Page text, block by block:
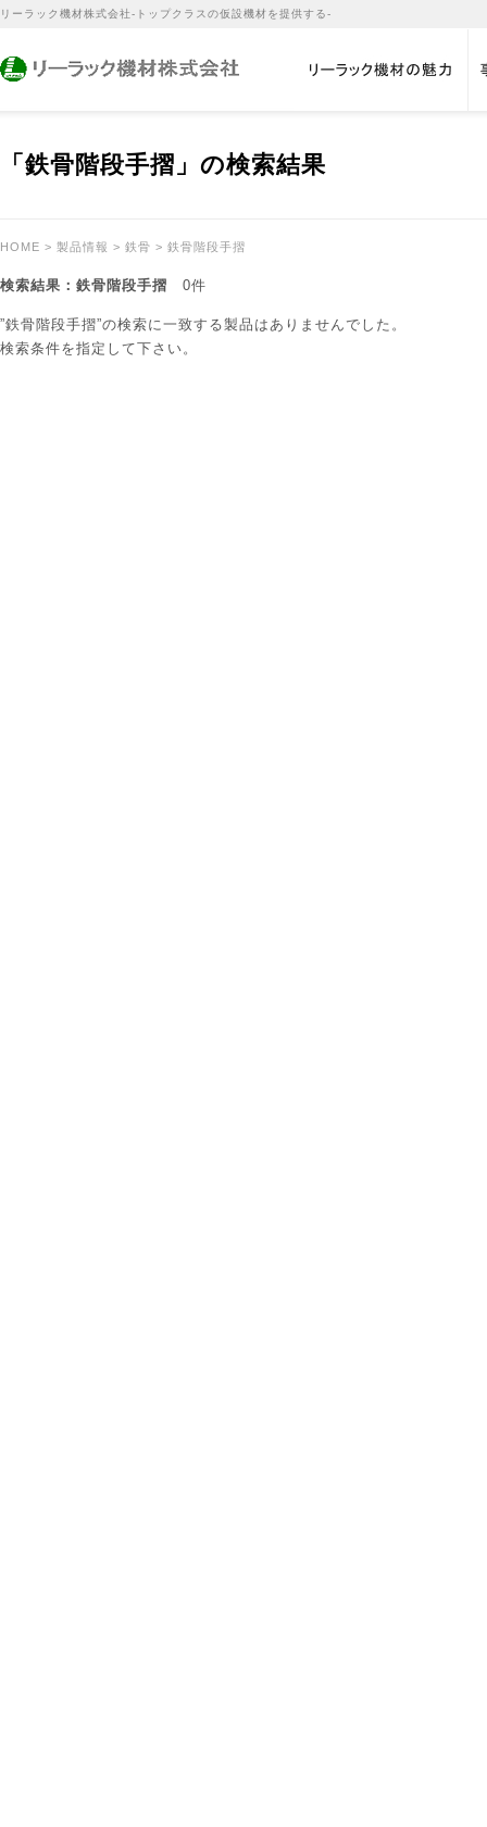
リーラック機材株式会社-トップクラスの仮設機材を提供する-
「鉄骨階段手摺」の検索結果
HOME > 製品情報 > 鉄骨 > 鉄骨階段手摺
検索結果：鉄骨階段手摺 0件
”鉄骨階段手摺”の検索に一致する製品はありませんでした。
検索条件を指定して下さい。